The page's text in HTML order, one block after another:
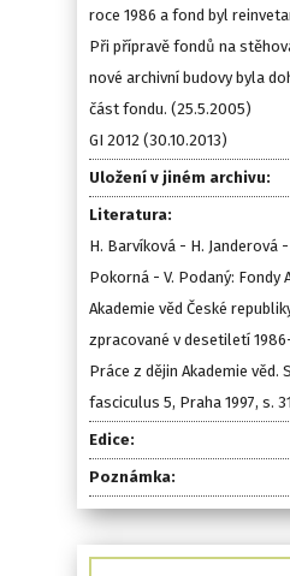
roce 1986 a fond byl
Při přípravě fondů na
nové archivní budovy byla
část fondu. (25.5.2005)
GI 2012 (30.10.2013)
Uložení v jiném archivu:
Literatura:
H. Barvíková - H. Janderová -
Pokorná - V. Podaný: Fondy
Akademie věd České
zpracované v desetiletí
Práce z dějin Akademie věd.
fasciculus 5, Praha 1997, s.
Edice:
Poznámka: